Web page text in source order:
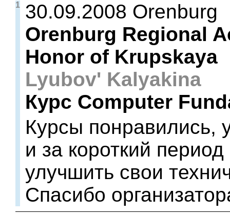
1
30.09.2008 Orenburg
Orenburg Regional
Honor of Krupskaya
Lyubov' Kalyakina
Курс Computer
Курсы понравились,
и за короткий
улучшить свои
Спасибо